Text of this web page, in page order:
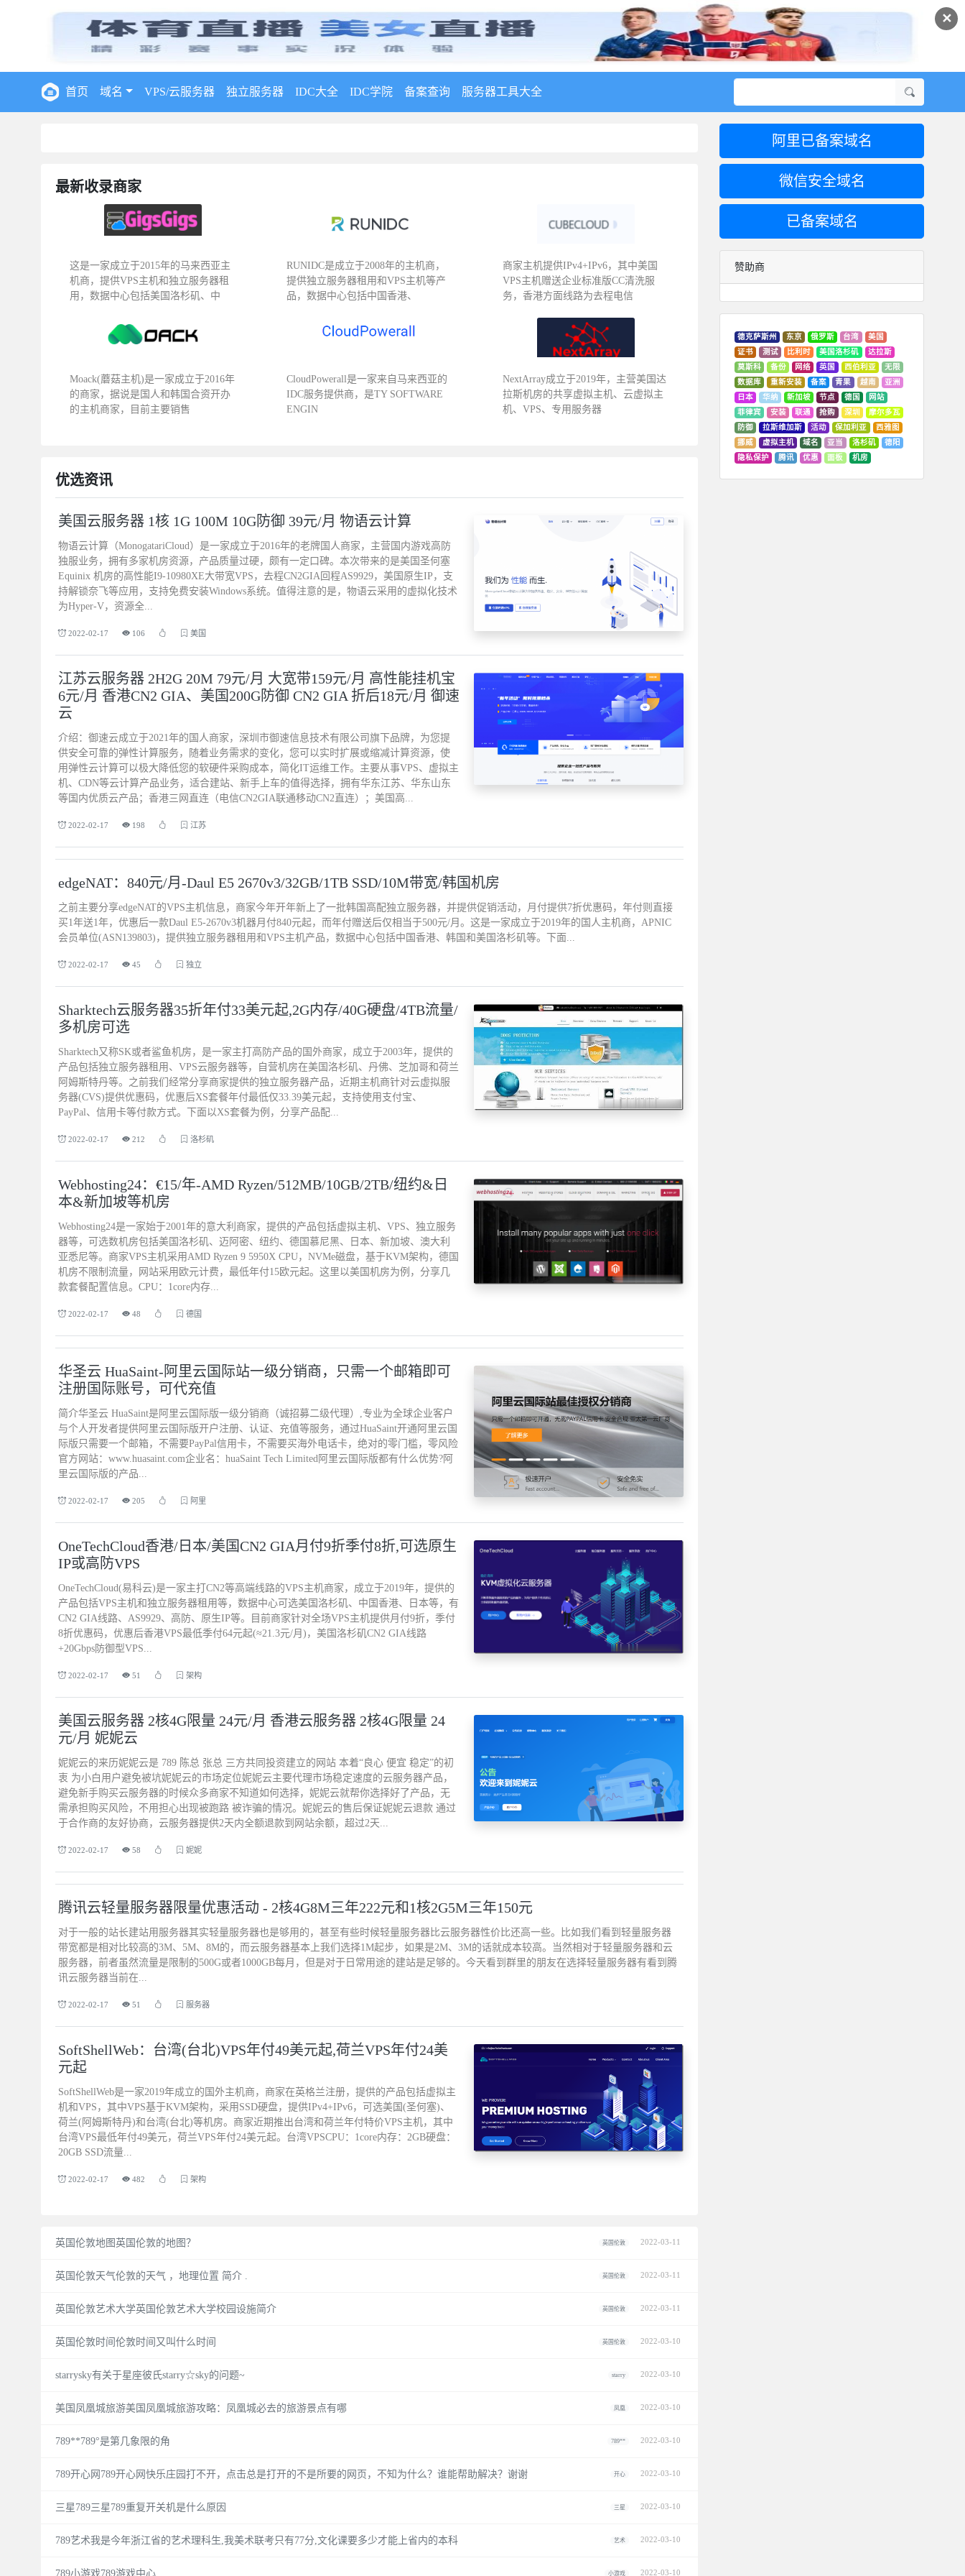
✕
首页 域名 VPS/云服务器 独立服务器 IDC大全 IDC学院 备案查询 服务器工具大全
最新收录商家
这是一家成立于2015年的马来西亚主
机商，提供VPS主机和独立服务器租
用，数据中心包括美国洛杉矶、中
RUNIDC是成立于2008年的主机商，
提供独立服务器租用和VPS主机等产
品，数据中心包括中国香港、
商家主机提供IPv4+IPv6，其中美国
VPS主机赠送企业标准版CC清洗服
务，香港方面线路为去程电信
Moack(蘑菇主机)是一家成立于2016年
的商家，据说是国人和韩国合资开办
的主机商家，目前主要销售
CloudPowerall是一家来自马来西亚的
IDC服务提供商，是TY SOFTWARE
ENGIN
NextArray成立于2019年，主营美国达
拉斯机房的共享虚拟主机、云虚拟主
机、VPS、专用服务器
优选资讯
美国云服务器 1核 1G 100M 10G防御 39元/月 物语云计算
物语云计算（MonogatariCloud）是一家成立于2016年的老牌国人商家，主营国内游戏高防
独服业务，拥有多家机房资源，产品质量过硬，颇有一定口碑。本次带来的是美国圣何塞
Equinix 机房的高性能I9-10980XE大带宽VPS，去程CN2GIA回程AS9929，美国原生IP，支
持解锁奈飞等应用，支持免费安装Windows系统。值得注意的是，物语云采用的虚拟化技术
为Hyper-V，资源全...
2022-02-17 106 美国
江苏云服务器 2H2G 20M 79元/月 大宽带159元/月 高性能挂机宝
6元/月 香港CN2 GIA、美国200G防御 CN2 GIA 折后18元/月 御速
云
介绍：御速云成立于2021年的国人商家，深圳市御速信息技术有限公司旗下品牌，为您提
供安全可靠的弹性计算服务，随着业务需求的变化，您可以实时扩展或缩减计算资源，使
用弹性云计算可以极大降低您的软硬件采购成本，简化IT运维工作。主要从事VPS、虚拟主
机、CDN等云计算产品业务，适合建站、新手上车的值得选择，拥有华东江苏、华东山东
等国内优质云产品；香港三网直连（电信CN2GIA联通移动CN2直连）；美国高...
2022-02-17 198 江苏
edgeNAT：840元/月-Daul E5 2670v3/32GB/1TB SSD/10M带宽/韩国机房
之前主要分享edgeNAT的VPS主机信息，商家今年开年新上了一批韩国高配独立服务器，并提供促销活动，月付提供7折优惠码，年付则直接
买1年送1年，优惠后一款Daul E5-2670v3机器月付840元起，而年付赠送后仅相当于500元/月。这是一家成立于2019年的国人主机商，APNIC
会员单位(ASN139803)，提供独立服务器租用和VPS主机产品，数据中心包括中国香港、韩国和美国洛杉矶等。下面...
2022-02-17 45 独立
Sharktech云服务器35折年付33美元起,2G内存/40G硬盘/4TB流量/
多机房可选
Sharktech又称SK或者鲨鱼机房，是一家主打高防产品的国外商家，成立于2003年，提供的
产品包括独立服务器租用、VPS云服务器等，自营机房在美国洛杉矶、丹佛、芝加哥和荷兰
阿姆斯特丹等。之前我们经常分享商家提供的独立服务器产品，近期主机商针对云虚拟服
务器(CVS)提供优惠码，优惠后XS套餐年付最低仅33.39美元起，支持使用支付宝、
PayPal、信用卡等付款方式。下面以XS套餐为例，分享产品配...
2022-02-17 212 洛杉矶
Webhosting24：€15/年-AMD Ryzen/512MB/10GB/2TB/纽约&日
本&新加坡等机房
Webhosting24是一家始于2001年的意大利商家，提供的产品包括虚拟主机、VPS、独立服务
器等，可选数机房包括美国洛杉矶、迈阿密、纽约、德国慕尼黑、日本、新加坡、澳大利
亚悉尼等。商家VPS主机采用AMD Ryzen 9 5950X CPU，NVMe磁盘，基于KVM架构，德国
机房不限制流量，网站采用欧元计费，最低年付15欧元起。这里以美国机房为例，分享几
款套餐配置信息。CPU：1core内存...
2022-02-17 48 德国
华圣云 HuaSaint-阿里云国际站一级分销商，只需一个邮箱即可
注册国际账号，可代充值
简介华圣云 HuaSaint是阿里云国际版一级分销商（诚招募二级代理）,专业为全球企业客户
与个人开发者提供阿里云国际版开户注册、认证、充值等服务，通过HuaSaint开通阿里云国
际版只需要一个邮箱，不需要PayPal信用卡，不需要买海外电话卡，绝对的零门槛，零风险
官方网站：www.huasaint.com企业名：huaSaint Tech Limited阿里云国际版都有什么优势?阿
里云国际版的产品...
2022-02-17 205 阿里
OneTechCloud香港/日本/美国CN2 GIA月付9折季付8折,可选原生
IP或高防VPS
OneTechCloud(易科云)是一家主打CN2等高端线路的VPS主机商家，成立于2019年，提供的
产品包括VPS主机和独立服务器租用等，数据中心可选美国洛杉矶、中国香港、日本等，有
CN2 GIA线路、AS9929、高防、原生IP等。目前商家针对全场VPS主机提供月付9折，季付
8折优惠码，优惠后香港VPS最低季付64元起(≈21.3元/月)，美国洛杉矶CN2 GIA线路
+20Gbps防御型VPS...
2022-02-17 51 架构
美国云服务器 2核4G限量 24元/月 香港云服务器 2核4G限量 24
元/月 妮妮云
妮妮云的来历妮妮云是 789 陈总 张总 三方共同投资建立的网站 本着“良心 便宜 稳定”的初
衷 为小白用户避免被坑妮妮云的市场定位妮妮云主要代理市场稳定速度的云服务器产品，
避免新手购买云服务器的时候众多商家不知道如何选择，妮妮云就帮你选择好了产品，无
需承担购买风险，不用担心出现被跑路 被诈骗的情况。妮妮云的售后保证妮妮云退款 通过
于合作商的友好协商，云服务器提供2天内全额退款到网站余额，超过2天...
2022-02-17 58 妮妮
腾讯云轻量服务器限量优惠活动 - 2核4G8M三年222元和1核2G5M三年150元
对于一般的站长建站用服务器其实轻量服务器也是够用的，甚至有些时候轻量服务器比云服务器性价比还高一些。比如我们看到轻量服务器
带宽都是相对比较高的3M、5M、8M的，而云服务器基本上我们选择1M起步，如果是2M、3M的话就成本较高。当然相对于轻量服务器和云
服务器，前者虽然流量是限制的500G或者1000GB每月，但是对于日常用途的建站是足够的。今天看到群里的朋友在选择轻量服务器有看到腾
讯云服务器当前在...
2022-02-17 51 服务器
SoftShellWeb：台湾(台北)VPS年付49美元起,荷兰VPS年付24美
元起
SoftShellWeb是一家2019年成立的国外主机商，商家在英格兰注册，提供的产品包括虚拟主
机和VPS，其中VPS基于KVM架构，采用SSD硬盘，提供IPv4+IPv6，可选美国(圣何塞)、
荷兰(阿姆斯特丹)和台湾(台北)等机房。商家近期推出台湾和荷兰年付特价VPS主机，其中
台湾VPS最低年付49美元，荷兰VPS年付24美元起。台湾VPSCPU：1core内存：2GB硬盘：
20GB SSD流量...
2022-02-17 482 架构
英国伦敦地图英国伦敦的地图？ 英国伦敦 2022-03-11
英国伦敦天气伦敦的天气 ，地理位置 简介 . 英国伦敦 2022-03-11
英国伦敦艺术大学英国伦敦艺术大学校园设施简介 英国伦敦 2022-03-11
英国伦敦时间伦敦时间又叫什么时间 英国伦敦 2022-03-10
starrysky有关于星座彼氏starry☆sky的问题~ starry 2022-03-10
美国凤凰城旅游美国凤凰城旅游攻略：凤凰城必去的旅游景点有哪 凤凰 2022-03-10
789**789°是第几象限的角 789** 2022-03-10
789开心网789开心网快乐庄园打不开，点击总是打开的不是所要的网页，不知为什么？谁能帮助解决？谢谢 开心 2022-03-10
三星789三星789重复开关机是什么原因 三星 2022-03-10
789艺术我是今年浙江省的艺术理科生,我美术联考只有77分,文化课要多少才能上省内的本科 艺术 2022-03-10
789小游戏789游戏中心 小游戏 2022-03-10
阿里已备案域名
微信安全域名
已备案域名
赞助商
德克萨斯州 东京 俄罗斯 台湾
美国
证书
测试 比利时 美国洛杉矶
达拉斯
莫斯科
备份 网络 英国 西伯利亚
无限
数据库
重新安装 备案 青果 越南
亚洲
日本
华纳 新加坡 节点 德国
网站
菲律宾
安装 联通 抢购 深圳
摩尔多瓦
防御
拉斯维加斯 活动 保加利亚
西雅图
挪威
虚拟主机 域名 亚当 洛杉矶
德阳
隐私保护
腾讯 优惠 面板 机房